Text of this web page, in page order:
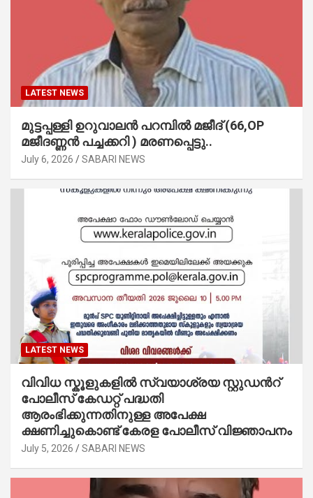
LATEST NEWS
മുട്ടപ്പള്ളി ഉറുവാലൻ പറമ്പിൽ മജീദ് (66,OP
മജീദണ്ണൻ പച്ചക്കറി ) മരണപ്പെട്ടു..
July 6, 2026 SABARI NEWS
LATEST NEWS
വിവിധ സ്കൂളുകളില്‍ സ്വയാശ്രയ സ്റ്റുഡന്‍റ്
പോലീസ് കേഡറ്റ് പദ്ധതി
ആരംഭിക്കുന്നതിനുള്ള അപേക്ഷ
ക്ഷണിച്ചുകൊണ്ട് കേരള പോലീസ് വിജ്ഞാപനം
July 5, 2026 SABARI NEWS